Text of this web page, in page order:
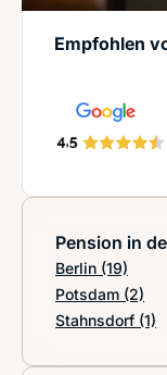
Empfohlen
Pension in
Berlin (19)
Potsdam (2)
Stahnsdorf (1)